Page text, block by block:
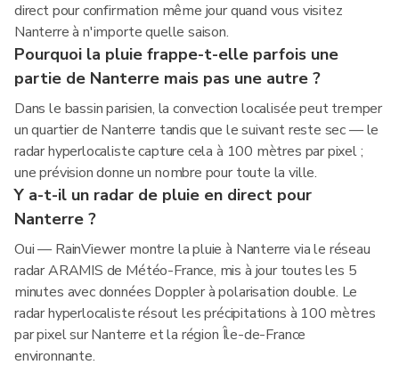
direct pour confirmation même jour quand vous visitez
Nanterre à n'importe quelle saison.
Pourquoi la pluie frappe-t-elle parfois une
partie de Nanterre mais pas une autre ?
Dans le bassin parisien, la convection localisée peut tremper
un quartier de Nanterre tandis que le suivant reste sec — le
radar hyperlocaliste capture cela à 100 mètres par pixel ;
une prévision donne un nombre pour toute la ville.
Y a-t-il un radar de pluie en direct pour
Nanterre ?
Oui — RainViewer montre la pluie à Nanterre via le réseau
radar ARAMIS de Météo-France, mis à jour toutes les 5
minutes avec données Doppler à polarisation double. Le
radar hyperlocaliste résout les précipitations à 100 mètres
par pixel sur Nanterre et la région Île-de-France
environnante.